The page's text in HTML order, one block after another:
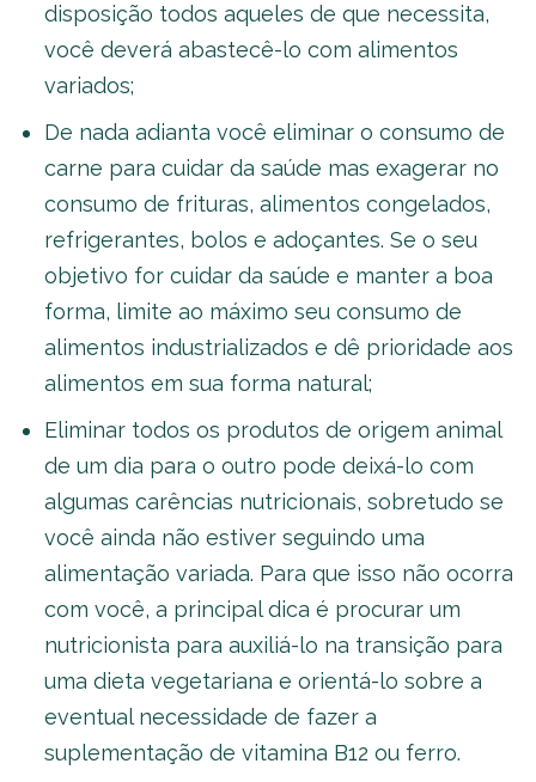
disposição todos aqueles de que necessita,
você deverá abastecê-lo com alimentos
variados;
De nada adianta você eliminar o consumo de
carne para cuidar da saúde mas exagerar no
consumo de frituras, alimentos congelados,
refrigerantes, bolos e adoçantes. Se o seu
objetivo for cuidar da saúde e manter a boa
forma, limite ao máximo seu consumo de
alimentos industrializados e dê prioridade aos
alimentos em sua forma natural;
Eliminar todos os produtos de origem animal
de um dia para o outro pode deixá-lo com
algumas carências nutricionais, sobretudo se
você ainda não estiver seguindo uma
alimentação variada. Para que isso não ocorra
com você, a principal dica é procurar um
nutricionista para auxiliá-lo na transição para
uma dieta vegetariana e orientá-lo sobre a
eventual necessidade de fazer a
suplementação de vitamina B12 ou ferro.